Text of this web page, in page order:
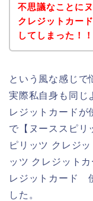
不思議なことに
クレジットカー
してしまった！！
という風な感じで
実際私自身も同じ
レジットカードが
で【ヌーススピリ
ピリッツ クレジ
ッツ クレジット
レジットカード
した。